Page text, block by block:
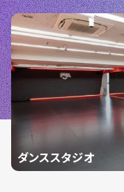
ダンススタジオ